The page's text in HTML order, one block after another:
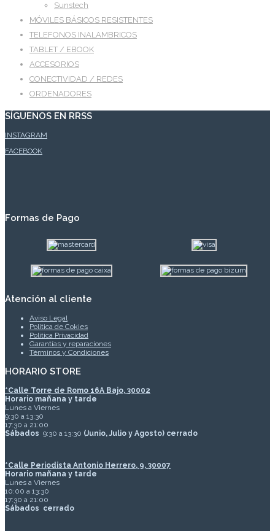
Sunstech
MÓVILES BÁSICOS RESISTENTES
TELEFONOS INALAMBRICOS
TABLET / EBOOK
ACCESORIOS
CONECTIVIDAD / REDES
ORDENADORES
SÍGUENOS EN RRSS
INSTAGRAM
FACEBOOK
Formas de Pago
Atención al cliente
Aviso Legal
Política de Cokies
Política Privacidad
Garantías y reparaciones
Términos y Condiciones
HORARIO STORE
*Calle Torre de Romo 16A Bajo, 30002
Horario mañana y tarde
Lunes a Viernes
9:30 a 13:30
17:30 a 21:00
Sábados 9:30 a 13:30 (Junio, Julio y Agosto) cerrado
*Calle Periodista Antonio Herrero, 9, 30007
Horario mañana y tarde
Lunes a Viernes
10:00 a 13:30
17:30 a 21:00
Sábados cerrado